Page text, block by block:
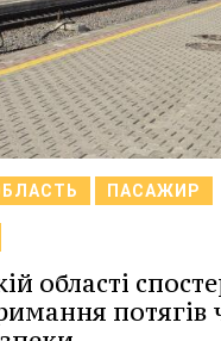
ПАСАЖИР
області
потягів